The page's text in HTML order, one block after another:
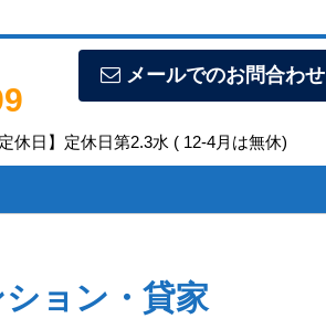
メールでのお問合わせ
休日】定休日第2.3水 ( 12-4月は無休)
ョン・貸家